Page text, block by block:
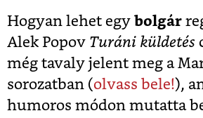
Hogyan lehet egy bolgár
Alek Popov Turáni küldetés
még tavaly jelent meg a
sorozatban (olvass bele!),
humoros módon mutatta